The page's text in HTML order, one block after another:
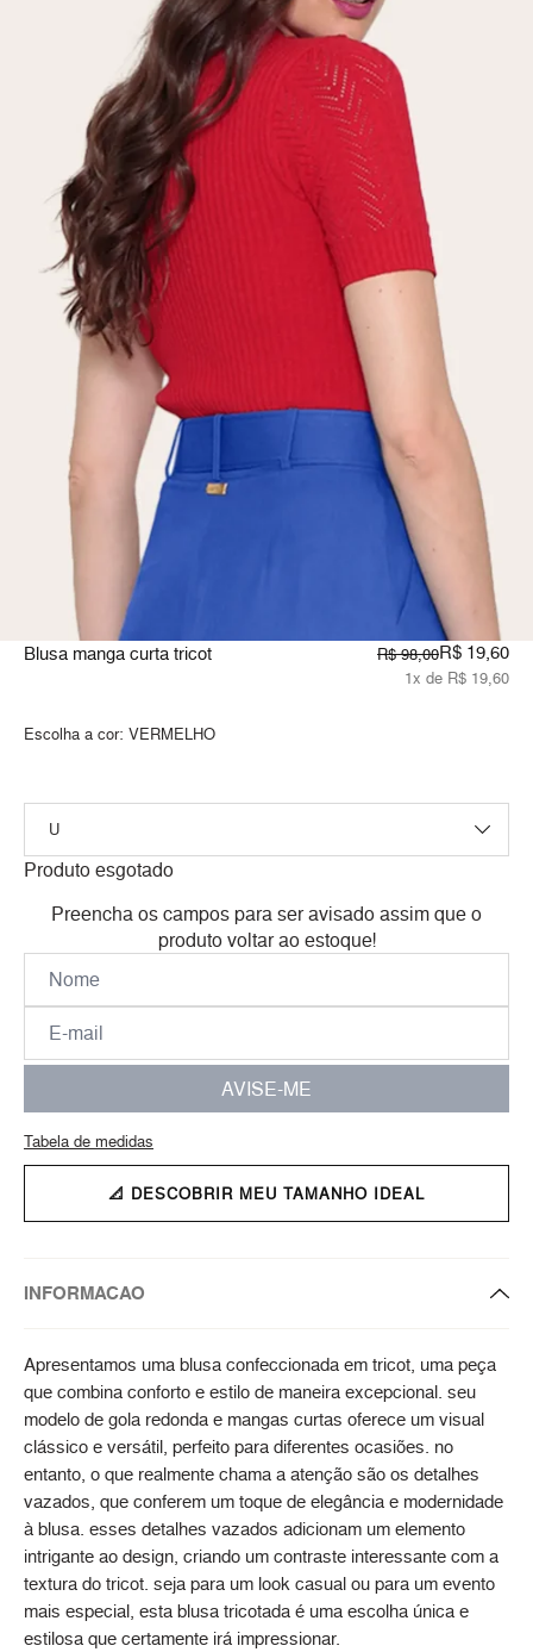
Blusa manga curta tricot R$ 98,00R$ 19,60
1x de R$ 19,60
Escolha a cor: VERMELHO
Produto esgotado
Preencha os campos para ser avisado assim que o
produto voltar ao estoque!
AVISE-ME
Tabela de medidas
📐 DESCOBRIR MEU TAMANHO IDEAL
INFORMACAO
Apresentamos uma blusa confeccionada em tricot, uma peça
que combina conforto e estilo de maneira excepcional. seu
modelo de gola redonda e mangas curtas oferece um visual
clássico e versátil, perfeito para diferentes ocasiões. no
entanto, o que realmente chama a atenção são os detalhes
vazados, que conferem um toque de elegância e modernidade
à blusa. esses detalhes vazados adicionam um elemento
intrigante ao design, criando um contraste interessante com a
textura do tricot. seja para um look casual ou para um evento
mais especial, esta blusa tricotada é uma escolha única e
estilosa que certamente irá impressionar.